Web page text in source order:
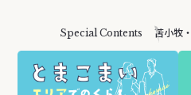
Special Contents 苫小牧